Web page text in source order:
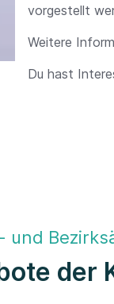
vorgestellt
Weitere
Du hast
und
der